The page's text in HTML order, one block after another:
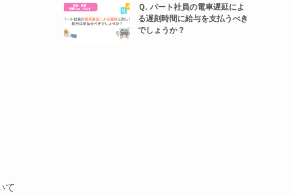
て
Ｑ. パート社員の電車遅延によ
る遅刻時間に給与を支払うべき
でしょうか？